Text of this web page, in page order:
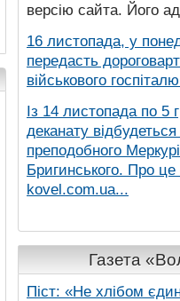
версію сайта. Його
16 листопада, у
передасть
військового
Із 14 листопада по 5
деканату
преподобного
Бригинського. Про
kovel.com.ua...
Газета
Піст: «Не хлібом